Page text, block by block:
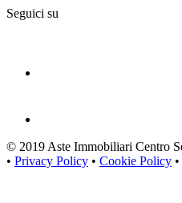
Seguici su
© 2019 Aste Immobiliari Centro
• Privacy Policy • Cookie Policy